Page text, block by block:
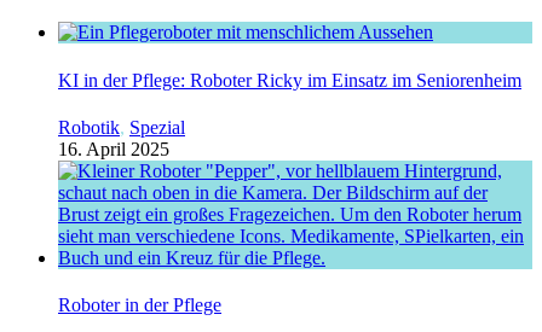
KI in der Pflege: Roboter Ricky im Einsatz im Seniorenheim
Robotik, Spezial
16. April 2025
Roboter in der Pflege